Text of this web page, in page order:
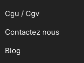
Cgu / Cgv
Contactez nous
Blog